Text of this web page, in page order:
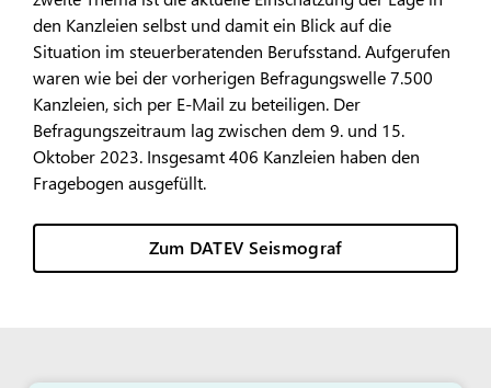
den Kanzleien selbst und damit ein Blick auf die
Situation im steuerberatenden Berufsstand. Aufgerufen
waren wie bei der vorherigen Befragungswelle 7.500
Kanzleien, sich per E-Mail zu beteiligen. Der
Befragungszeitraum lag zwischen dem 9. und 15.
Oktober 2023. Insgesamt 406 Kanzleien haben den
Fragebogen ausgefüllt.
Zum DATEV Seismograf